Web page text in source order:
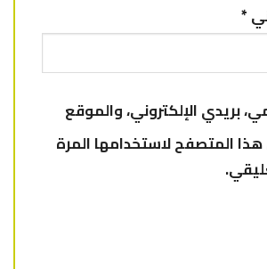
*
بريدي الإلكتروني، والموقع
هذا المتصفح لاستخدامها المرة